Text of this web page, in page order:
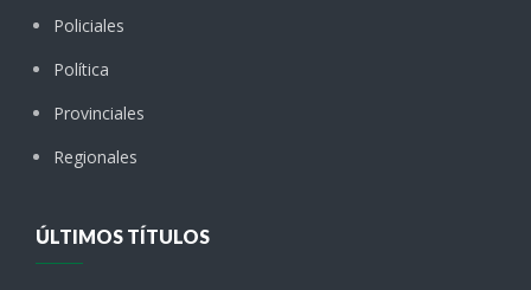
Policiales
Política
Provinciales
Regionales
ÚLTIMOS TÍTULOS